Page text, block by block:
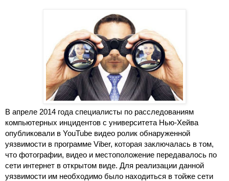
В апреле 2014 года специалисты по расследованиям
компьютерных инцидентов с университета Нью-Хейва
опубликовали в YouTube видео ролик обнаруженной
уязвимости в программе Viber, которая заключалась в том,
что фотографии, видео и местоположение передавалось по
сети интернет в открытом виде. Для реализации данной
уязвимости им необходимо было находиться в тойже сети